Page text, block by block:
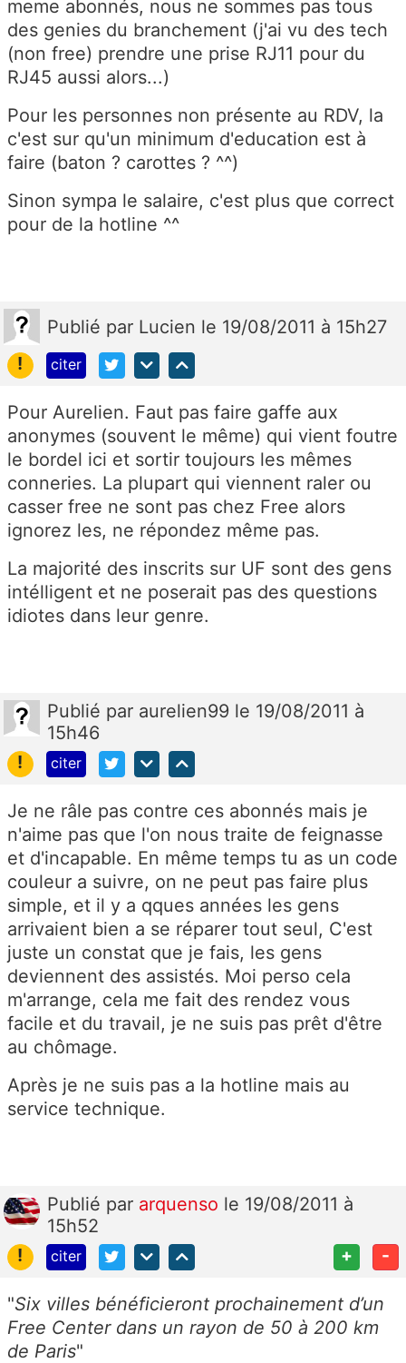
meme abonnés, nous ne sommes pas tous
des genies du branchement (j'ai vu des tech
(non free) prendre une prise RJ11 pour du
RJ45 aussi alors...)
Pour les personnes non présente au RDV, la
c'est sur qu'un minimum d'education est à
faire (baton ? carottes ? ^^)
Sinon sympa le salaire, c'est plus que correct
pour de la hotline ^^
Publié par Lucien le 19/08/2011 à 15h27
!
citer
Pour Aurelien. Faut pas faire gaffe aux
anonymes (souvent le même) qui vient foutre
le bordel ici et sortir toujours les mêmes
conneries. La plupart qui viennent raler ou
casser free ne sont pas chez Free alors
ignorez les, ne répondez même pas.
La majorité des inscrits sur UF sont des gens
intélligent et ne poserait pas des questions
idiotes dans leur genre.
Publié par aurelien99 le 19/08/2011 à
15h46
!
citer
Je ne râle pas contre ces abonnés mais je
n'aime pas que l'on nous traite de feignasse
et d'incapable. En même temps tu as un code
couleur a suivre, on ne peut pas faire plus
simple, et il y a qques années les gens
arrivaient bien a se réparer tout seul, C'est
juste un constat que je fais, les gens
deviennent des assistés. Moi perso cela
m'arrange, cela me fait des rendez vous
facile et du travail, je ne suis pas prêt d'être
au chômage.
Après je ne suis pas a la hotline mais au
service technique.
Publié par arquenso le 19/08/2011 à
15h52
!
citer + -
"Six villes bénéficieront prochainement d’un
Free Center dans un rayon de 50 à 200 km
de Paris"